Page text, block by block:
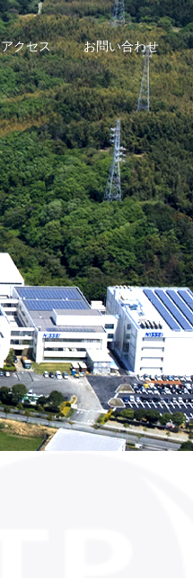
アクセス お問い合わせ